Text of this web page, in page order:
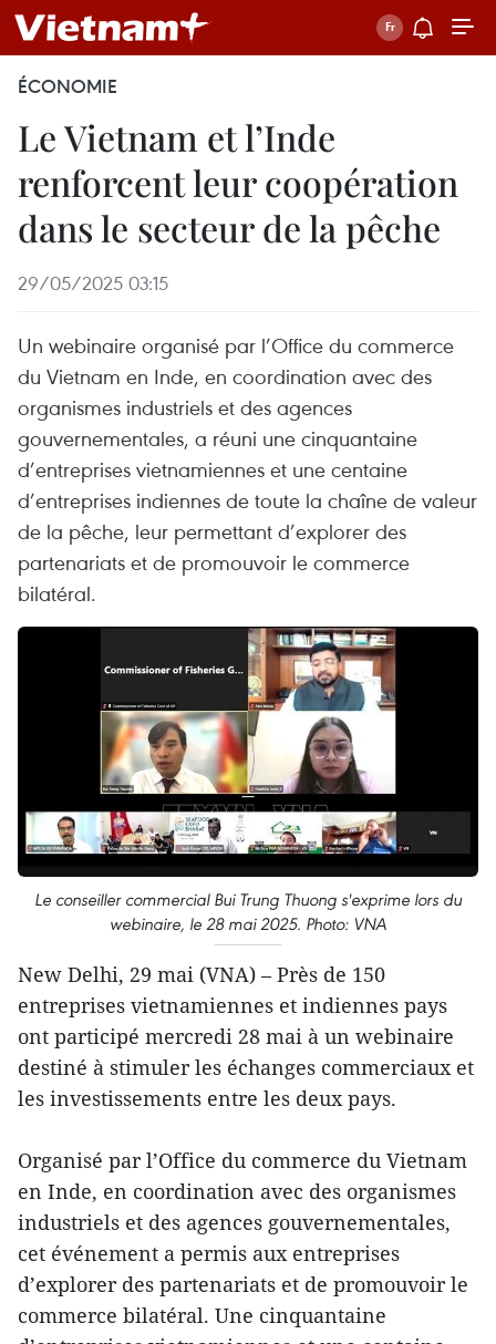
ÉCONOMIE
Le Vietnam et l’Inde
renforcent leur coopération
dans le secteur de la pêche
29/05/2025 03:15
Un webinaire organisé par l’Office du commerce
du Vietnam en Inde, en coordination avec des
organismes industriels et des agences
gouvernementales, a réuni une cinquantaine
d’entreprises vietnamiennes et une centaine
d’entreprises indiennes de toute la chaîne de valeur
de la pêche, leur permettant d’explorer des
partenariats et de promouvoir le commerce
bilatéral.
Le conseiller commercial Bui Trung Thuong s'exprime lors du
webinaire, le 28 mai 2025. Photo: VNA
New Delhi, 29 mai (VNA) – Près de 150
entreprises vietnamiennes et indiennes pays
ont participé mercredi 28 mai à un webinaire
destiné à stimuler les échanges commerciaux et
les investissements entre les deux pays.
Organisé par l’Office du commerce du Vietnam
en Inde, en coordination avec des organismes
industriels et des agences gouvernementales,
cet événement a permis aux entreprises
d’explorer des partenariats et de promouvoir le
commerce bilatéral. Une cinquantaine